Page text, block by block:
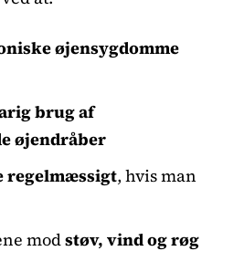
øjensygdomme
brug af
øjendråber
regelmæssigt, hvis man
modstøv, vind og røg